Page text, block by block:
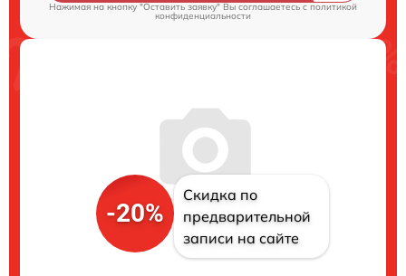
Нажимая на кнопку "Оставить заявку" Вы соглашаетесь cполитикой
конфиденциальности
-20%
Скидка по
предварительной
записи на сайте